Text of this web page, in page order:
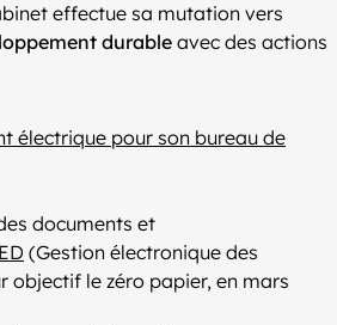
effectue sa mutation vers
durable avec des actions
électrique pour son bureau de
documents et
(Gestion électronique des
objectif le zéro papier, en mars